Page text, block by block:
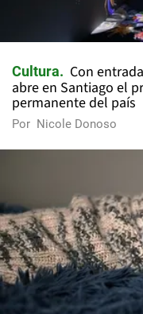
Cultura
Con
abre en Santiago el
permanente del país
Por Nicole Donoso